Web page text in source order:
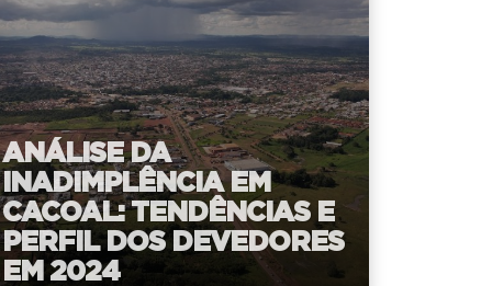
ANÁLISE DA
INADIMPLÊNCIA EM
CACOAL: TENDÊNCIAS E
PERFIL DOS DEVEDORES
EM 2024